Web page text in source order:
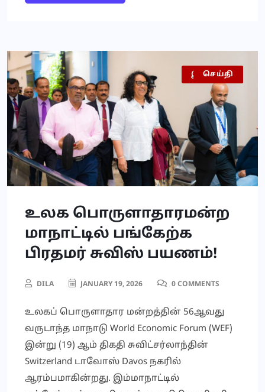
இலங்கை
செய்தி
உலக பொருளாதாரமன்ற
மாநாட்டில் பங்கேற்க
பிரதமர் சுவிஸ் பயணம்!
DILA JANUARY 19, 2026 0 COMMENTS
உலகப் பொருளாதார மன்றத்தின் 56ஆவது
வருடாந்த மாநாடு World Economic Forum (WEF)
இன்று (19) ஆம் திகதி சுவிட்சர்லாந்தின்
Switzerland டாவோஸ் Davos நகரில்
ஆரம்பமாகின்றது. இம்மாநாட்டில்